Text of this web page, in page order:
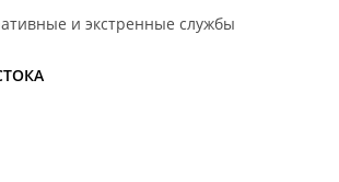
и экстренные службы